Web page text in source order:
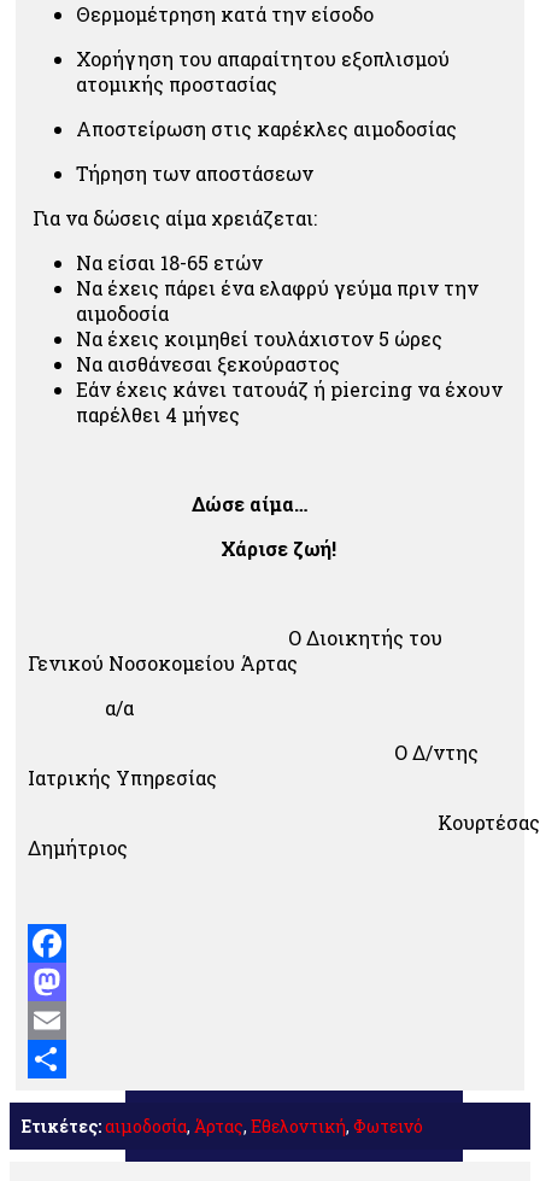
Θερμομέτρηση κατά την είσοδο
Χορήγηση του απαραίτητου εξοπλισμού
ατομικής προστασίας
Αποστείρωση στις καρέκλες αιμοδοσίας
Τήρηση των αποστάσεων
Για να δώσεις αίμα χρειάζεται:
Να είσαι 18-65 ετών
Να έχεις πάρει ένα ελαφρύ γεύμα πριν την
αιμοδοσία
Να έχεις κοιμηθεί τουλάχιστον 5 ώρες
Να αισθάνεσαι ξεκούραστος
Εάν έχεις κάνει τατουάζ ή piercing να έχουν
παρέλθει 4 μήνες
Δώσε αίμα…
Χάρισε ζωή!
Ο Διοικητής του
Γενικού Νοσοκομείου Άρτας
α/α
Ο Δ/ντης
Ιατρικής Υπηρεσίας
Κουρτέσας
Δημήτριος
Facebook
Mastodon
Email
Μοιραστείτε
Ετικέτες:αιμοδοσία, Άρτας, Εθελοντική, Φωτεινό